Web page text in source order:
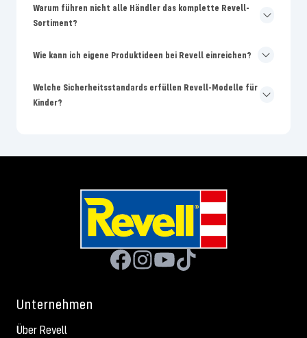
Warum führen nicht alle Händler das komplette Revell-
Sortiment?
Wie kann ich eigene Produktideen bei Revell einreichen?
Welche Sicherheitsstandards erfüllen Revell-Modelle für
Kinder?
Unternehmen
Über Revell